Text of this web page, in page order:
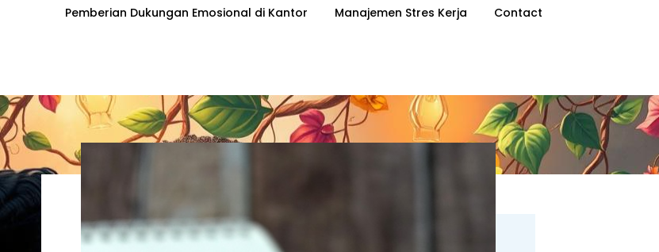
Pemberian Dukungan Emosional di Kantor Manajemen Stres Kerja Contact